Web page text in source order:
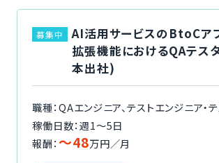
募集中
AI活用サービスのBtoCア
拡張機能におけるQAテス
本出社)
職種：QAエンジニア、テストエンジニア・
稼働日数：週1〜5日
報酬： 〜48万円／月